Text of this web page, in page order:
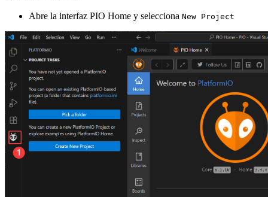
Abre la interfaz PIO Home y selecciona New Project